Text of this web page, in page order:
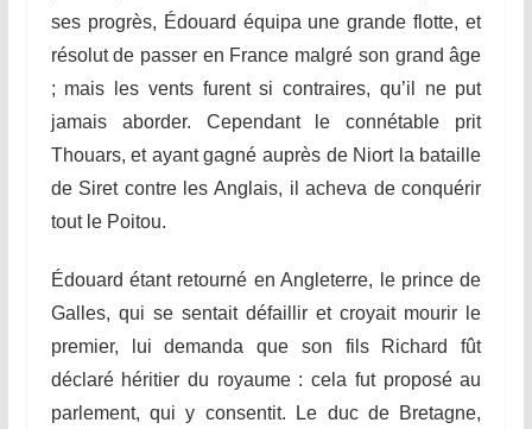
ses progrès, Édouard équipa une grande flotte, et
résolut de passer en France malgré son grand âge
; mais les vents furent si contraires, qu’il ne put
jamais aborder. Cependant le connétable prit
Thouars, et ayant gagné auprès de Niort la bataille
de Siret contre les Anglais, il acheva de conquérir
tout le Poitou.
Édouard étant retourné en Angleterre, le prince de
Galles, qui se sentait défaillir et croyait mourir le
premier, lui demanda que son fils Richard fût
déclaré héritier du royaume : cela fut proposé au
parlement, qui y consentit. Le duc de Bretagne,